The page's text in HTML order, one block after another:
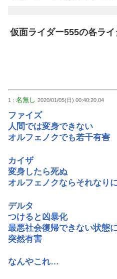
仮面ライダー555の各ラ
1 : 名無し 2020/01/05(日) 00:40:20.04
ファイズ
人間では変身できない
オルフェノクでも若干有害
カイザ
変身したら死ぬ
オルフェノクならそれなり
デルタ
つけると凶暴化
最悪社会復帰できない状態
突然有害
なんやこれ…